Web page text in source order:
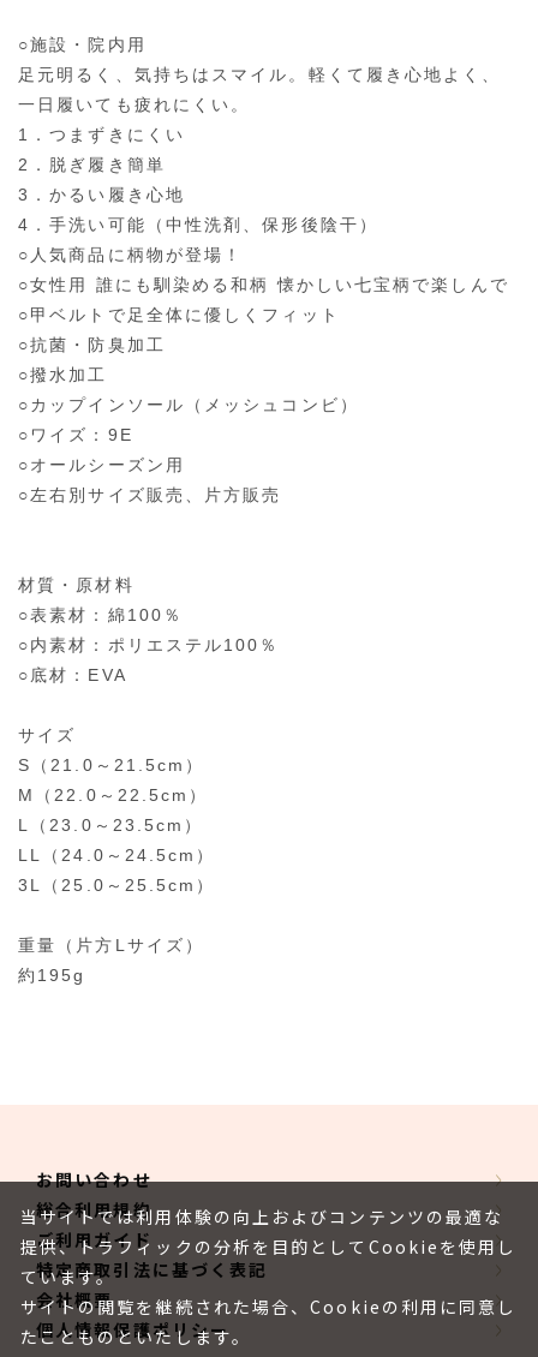
○施設・院内用
足元明るく、気持ちはスマイル。軽くて履き心地よく、
一日履いても疲れにくい。
1．つまずきにくい
2．脱ぎ履き簡単
3．かるい履き心地
4．手洗い可能（中性洗剤、保形後陰干）
○人気商品に柄物が登場！
○女性用 誰にも馴染める和柄 懐かしい七宝柄で楽しんで
○甲ベルトで足全体に優しくフィット
○抗菌・防臭加工
○撥水加工
○カップインソール（メッシュコンビ）
○ワイズ：9E
○オールシーズン用
○左右別サイズ販売、片方販売
材質・原材料
○表素材：綿100％
○内素材：ポリエステル100％
○底材：EVA
サイズ
S（21.0～21.5cm）
M（22.0～22.5cm）
L（23.0～23.5cm）
LL（24.0～24.5cm）
3L（25.0～25.5cm）
重量（片方Lサイズ）
約195g
お問い合わせ
総合利用規約
ご利用ガイド
特定商取引法に基づく表記
会社概要
個人情報保護ポリシー
当サイトでは利用体験の向上およびコンテンツの最適な
提供、トラフィックの分析を目的としてCookieを使用し
ています。
サイトの閲覧を継続された場合、Cookieの利用に同意し
たことものといたします。